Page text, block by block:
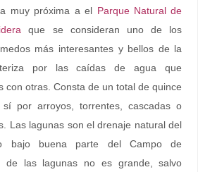
muy próxima a el Parque Natural de
que se consideran uno de los
más interesantes y bellos de la
por las caídas de agua que
con otras. Consta de un total de quince
sí por arroyos, torrentes, cascadas o
Las lagunas son el drenaje natural del
bajo buena parte del Campo de
de las lagunas no es grande, salvo